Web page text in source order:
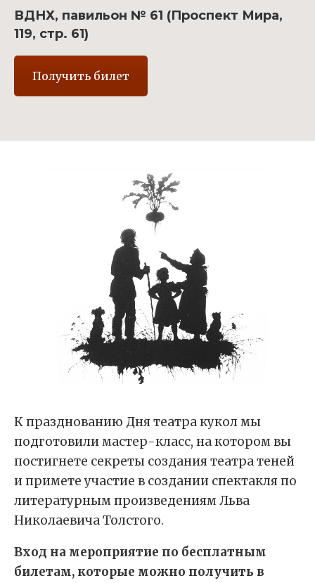
ВДНХ, павильон № 61 (Проспект Мира,
119, стр. 61)
Получить билет
К празднованию Дня театра кукол мы
подготовили мастер-класс, на котором вы
постигнете секреты создания театра теней
и примете участие в создании спектакля по
литературным произведениям Льва
Николаевича Толстого.
Вход на мероприятие по бесплатным
билетам, которые можно получить в